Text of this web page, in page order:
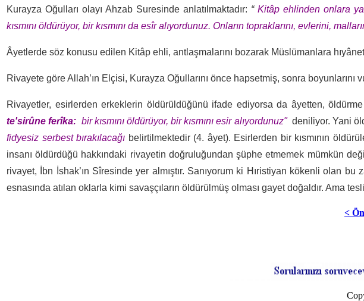
Kurayza Oğulları olayı Ahzab Suresinde anla­tıl­maktadır: “ Kitâp ehlinden onlara
kısmını öldürüyor, bir kısmını da esîr alıyordunuz. Onların topraklarını, evlerini,
Âyetlerde söz konusu edilen Kitâp ehli, antlaşmalarını bozarak Müslümanlara
Rivayete göre Allah’ın Elçisi, Kurayza Oğullarını önce hapsetmiş, sonra boyunlarını
Rivayetler, esirlerden erkeklerin öldürüldüğünü ifade edi­yorsa da âyetten,
te'sirûne ferîka: bir kısmını öldürüyor, bir kısmını esir alıyordunuz" deniliyor. Yani
fidyesiz serbest bırakılacağı belirtilmektedir (4. âyet). Esirlerden bir kısmının
insanı öldürdüğü hakkındaki rivayetin doğruluğundan şüphe etmemek mümkün
rivayet, İbn İshak’ın Sîresinde yer almıştır. Sanıyorum ki Hıristiyan kökenli olan
esnasında atılan oklarla kimi savaşçıların öldürülmüş olması gayet doğaldır. Ama
<